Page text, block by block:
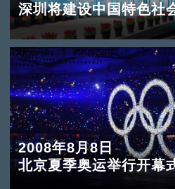
深圳将建设中国特色社
2008年8月8日
北京夏季奥运举行开幕